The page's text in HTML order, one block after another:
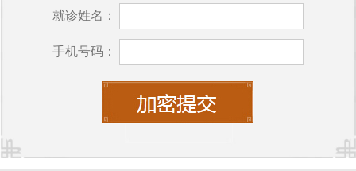
就诊姓名：
手机号码：